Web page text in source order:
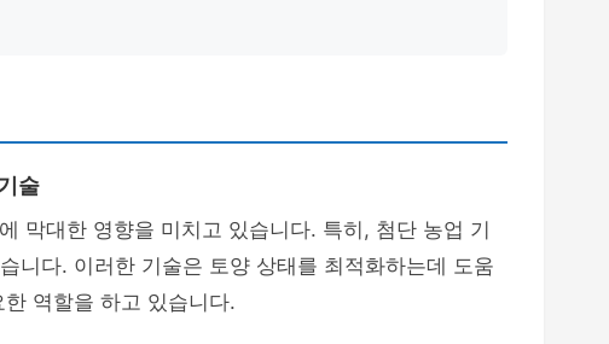
술
막대한 영향을 미치고 있습니다. 특히, 첨단 농업 기
니다. 이러한 기술은 토양 상태를 최적화하는데 도움
역할을 하고 있습니다.